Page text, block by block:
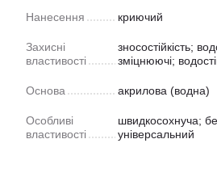
Нанесення криючий
Захисні
властивості
зносостійкість;
зміцнюючі;
Основа акрилова (водна)
Особливі
властивості
швидкосохнуча;
універсальний